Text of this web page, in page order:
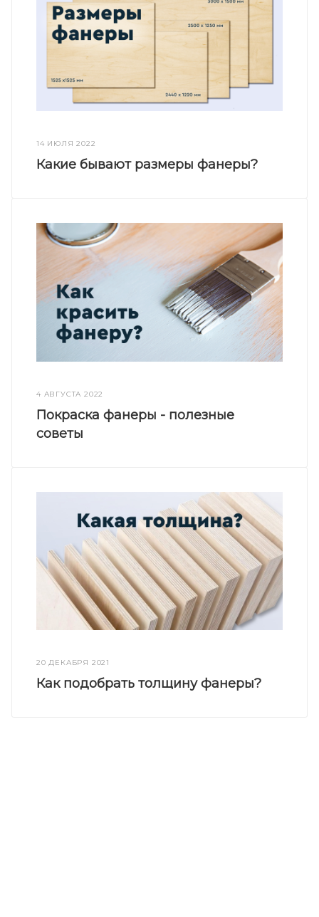
14 ИЮЛЯ 2022
Какие бывают размеры фанеры?
4 АВГУСТА 2022
Покраска фанеры - полезные
советы
20 ДЕКАБРЯ 2021
Как подобрать толщину фанеры?